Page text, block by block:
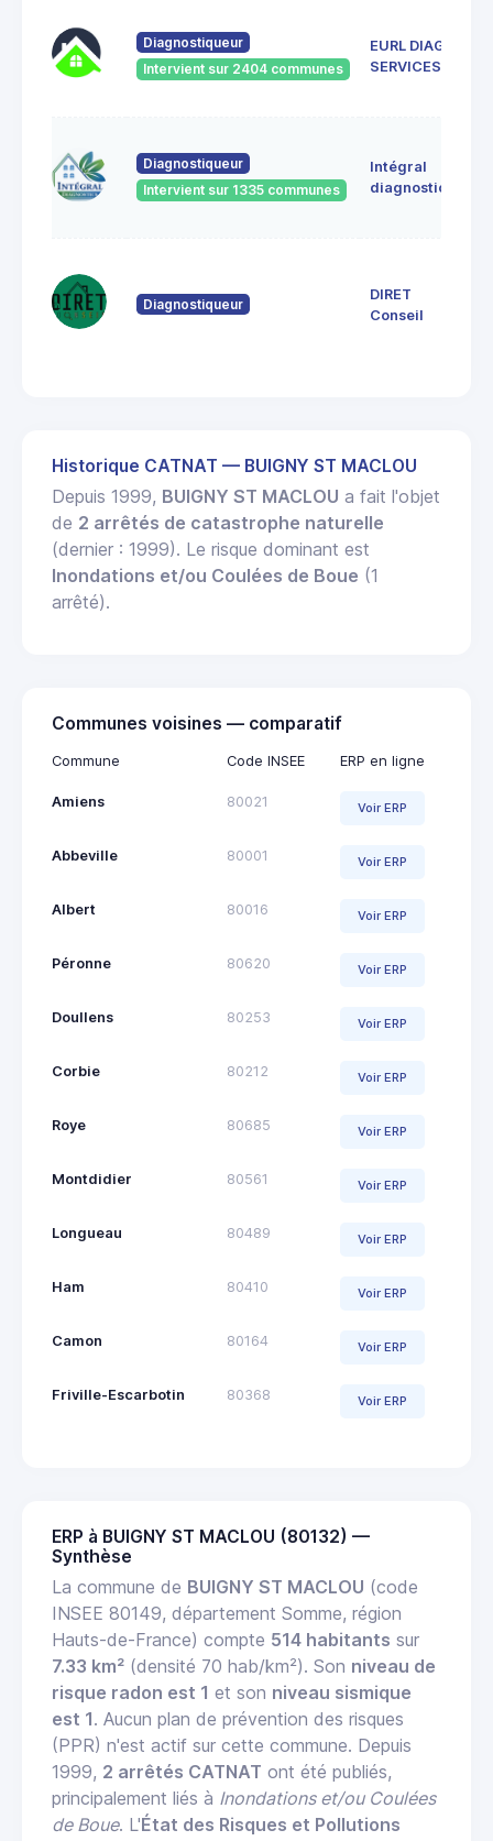
Diagnostiqueur
Intervient sur 2404 communes
EURL DIAG
SERVICES
Diagnostiqueur
Intervient sur 1335 communes
Intégral
diagnostics
Diagnostiqueur
DIRET
Conseil
Historique CATNAT — BUIGNY ST MACLOU
Depuis 1999, BUIGNY ST MACLOU a fait l'objet
de 2 arrêtés de catastrophe naturelle
(dernier : 1999). Le risque dominant est
Inondations et/ou Coulées de Boue (1
arrêté).
Communes voisines — comparatif
Commune Code INSEE ERP en ligne
Amiens 80021 Voir ERP
Abbeville 80001 Voir ERP
Albert 80016 Voir ERP
Péronne 80620 Voir ERP
Doullens 80253 Voir ERP
Corbie 80212 Voir ERP
Roye 80685 Voir ERP
Montdidier 80561 Voir ERP
Longueau 80489 Voir ERP
Ham 80410 Voir ERP
Camon 80164 Voir ERP
Friville-Escarbotin 80368 Voir ERP
ERP à BUIGNY ST MACLOU (80132) —
Synthèse
La commune de BUIGNY ST MACLOU (code
INSEE 80149, département Somme, région
Hauts-de-France) compte 514 habitants sur
7.33 km² (densité 70 hab/km²). Son niveau de
risque radon est 1 et son niveau sismique
est 1. Aucun plan de prévention des risques
(PPR) n'est actif sur cette commune. Depuis
1999, 2 arrêtés CATNAT ont été publiés,
principalement liés à Inondations et/ou Coulées
de Boue. L'État des Risques et Pollutions